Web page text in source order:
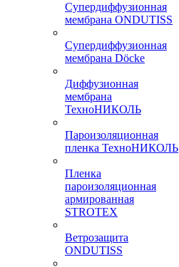
Супердиффузионная
мембрана ONDUTISS
Супердиффузионная
мембрана Döcke
Диффузионная
мембрана
ТехноНИКОЛЬ
Пароизоляционная
пленка ТехноНИКОЛЬ
Пленка
пароизоляционная
армированная
STROTEX
Ветрозащита
ONDUTISS